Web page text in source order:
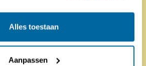
Alles toestaan
Aanpassen